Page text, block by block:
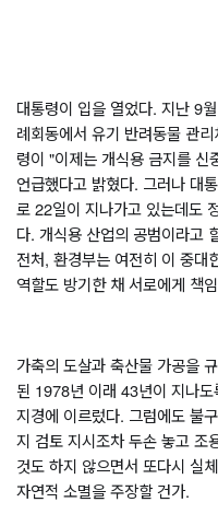
대통령이 입을 열었다. 지난 9월
례회동에서 유기 반려동물 관
령이 "이제는 개식용 금지를 신
언급했다고 밝혔다. 그러나 대
로 22일이 지나가고 있는데도
다. 개식용 산업의 공범이라고
전처, 환경부는 여전히 이 중대
역할도 방기한 채 서로에게 책
가축의 도살과 축산물 가공을
된 1978년 이래 43년이 지나
지경에 이르렀다. 그럼에도 불
지 검토 지시조차 두손 놓고 조
것도 하지 않으면서 또다시 실
자연적 소멸을 주장할 건가.